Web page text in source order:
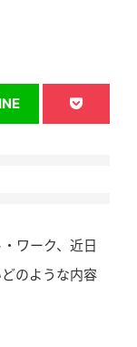
ワーク、近日
のような内容